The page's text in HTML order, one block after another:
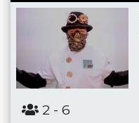
2 - 6